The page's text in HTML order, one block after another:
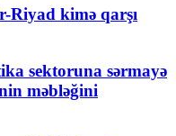
Riyad kimə qarşı
sektoruna sərmayə
məbləğini